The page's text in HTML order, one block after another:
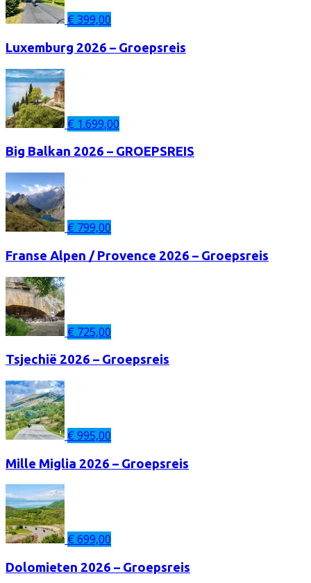
€ 399,00
Luxemburg 2026 – Groepsreis
€ 1.699,00
Big Balkan 2026 – GROEPSREIS
€ 799,00
Franse Alpen / Provence 2026 – Groepsreis
€ 725,00
Tsjechië 2026 – Groepsreis
€ 995,00
Mille Miglia 2026 – Groepsreis
€ 699,00
Dolomieten 2026 – Groepsreis